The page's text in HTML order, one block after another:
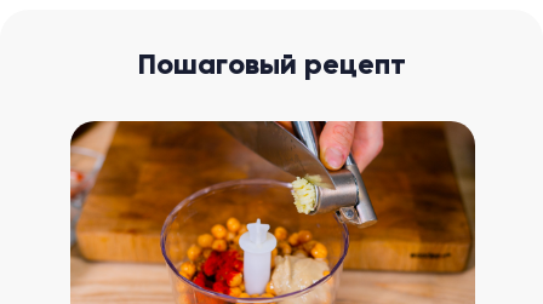
Пошаговый рецепт